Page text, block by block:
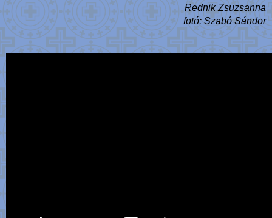
Rednik Zsuzsanna
fotó: Szabó Sándor